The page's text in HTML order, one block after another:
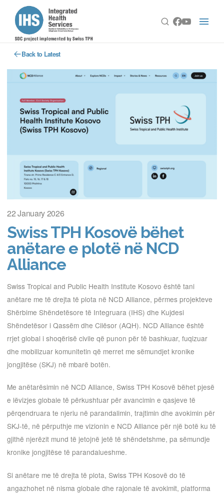
Back to Latest
22 January 2026
Swiss TPH Kosovë bëhet
anëtare e plotë në NCD
Alliance
Swiss Tropical and Public Health Institute Kosovo është tani
anëtare me të drejta të plota në NCD Alliance, përmes projekteve
Shërbime Shëndetësore të Integruara (IHS) dhe Kujdesi
Shëndetësor i Qassëm dhe Cilësor (AQH). NCD Alliance është
rrjet global i shoqërisë civile që punon për të bashkuar, fuqizuar
dhe mobilizuar komunitetin që merret me sëmundjet kronike
jongjitëse (SKJ) në mbarë botën.
Me anëtarësimin në NCD Alliance, Swiss TPH Kosovë bëhet pjesë
e lëvizjes globale të përkushtuar për avancimin e qasjeve të
përqendruara te njeriu në parandalimin, trajtimin dhe avokimin për
SKJ-të, në përputhje me vizionin e NCD Alliance për një botë ku të
gjithë njerëzit mund të jetojnë jetë të shëndetshme, pa sëmundje
kronike jongjitëse të parandalueshme.
Si anëtare me të drejta të plota, Swiss TPH Kosovë do të
angazhohet në nisma globale dhe rajonale të avokimit, platforma